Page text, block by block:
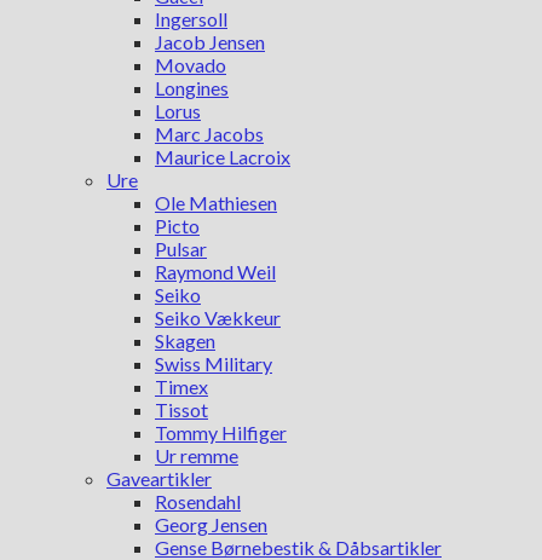
Ingersoll
Jacob Jensen
Movado
Longines
Lorus
Marc Jacobs
Maurice Lacroix
Ure
Ole Mathiesen
Picto
Pulsar
Raymond Weil
Seiko
Seiko Vækkeur
Skagen
Swiss Military
Timex
Tissot
Tommy Hilfiger
Ur remme
Gaveartikler
Rosendahl
Georg Jensen
Gense Børnebestik & Dåbsartikler